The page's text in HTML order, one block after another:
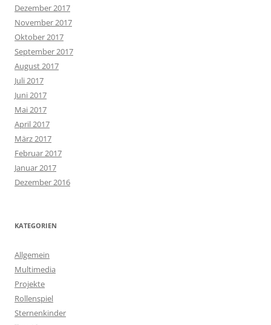
Dezember 2017
November 2017
Oktober 2017
September 2017
August 2017
Juli 2017
Juni 2017
Mai 2017
April 2017
März 2017
Februar 2017
Januar 2017
Dezember 2016
KATEGORIEN
Allgemein
Multimedia
Projekte
Rollenspiel
Sternenkinder